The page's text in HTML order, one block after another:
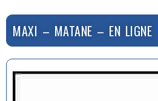
MAXI – MATANE – EN LIGNE